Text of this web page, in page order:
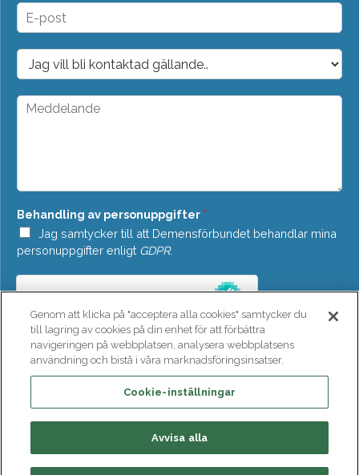
n
E
p
o
t
*
D
o
p
M
a
d
e
*
Behandling av personuppgifter *
Jag samtycker till att Demensförbundet behandlar mina
personuppgifter enligt GDPR.
SKICKA
Genom att klicka på "acceptera alla cookies" samtycker du
till lagring av cookies på din enhet för att förbättra
navigeringen på webbplatsen, analysera webbplatsens
användning och bistå i våra marknadsföringsinsatser.
Cookie-inställningar
Avvisa alla